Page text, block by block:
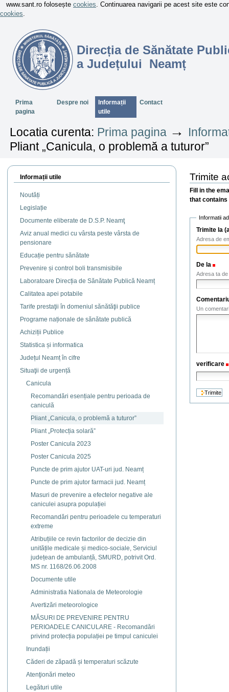
www.sant.ro folosește cookies. Continuarea navigarii pe acest site este
cookies.
Direcția de Sănătate
a Județului Neamț
SectiuniPrima
pagina
Despre noi
Informații
utile
Contact
Locatia curenta: Prima pagina →
Pliant „Canicula, o problemă a tuturor”
Informații utile
Noutăți
Legislație
Documente eliberate de D.S.P. Neamţ
Aviz anual medici cu vârsta peste vârsta de
pensionare
Educație pentru sănătate
Prevenire și control boli transmisibile
Laboratoare Direcția de Sănătate Publică Neamț
Calitatea apei potabile
Tarife prestaţii în domeniul sănătăţii publice
Programe naționale de sănătate publică
Achiziții Publice
Statistica și informatica
Județul Neamț în cifre
Situaţii de urgență
Canicula
Recomandări esențiale pentru perioada de
caniculă
Pliant „Canicula, o problemă a tuturor”
Pliant „Protecția solară”
Poster Canicula 2023
Poster Canicula 2025
Puncte de prim ajutor UAT-uri jud. Neamț
Puncte de prim ajutor farmacii jud. Neamț
Masuri de prevenire a efectelor negative ale
caniculei asupra populației
Recomandări pentru perioadele cu temperaturi
extreme
Atribuțiile ce revin factorilor de decizie din
unitățile medicale și medico-sociale, Serviciul
județean de ambulanță, SMURD, potrivit Ord.
MS nr. 1168/26.06.2008
Documente utile
Administratia Nationala de Meteorologie
Avertizări meteorologice
MĂSURI DE PREVENIRE PENTRU
PERIOADELE CANICULARE - Recomandări
privind protecția populației pe timpul caniculei
Inundații
Căderi de zăpadă și temperaturi scăzute
Atenţionări meteo
Legături utile
Trimite
Fill in the
that contains
Informatii
Trimite la
Adresa de
De la
Adresa ta de
Un
verificare